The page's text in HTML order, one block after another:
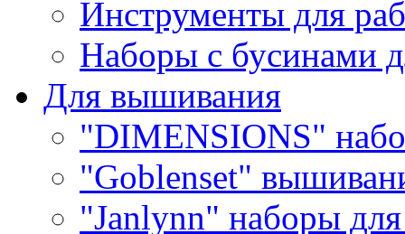
Инструменты для
Наборы с бусинами
Для вышивания
"DIMENSIONS"
"Goblenset"
"Janlynn" наборы